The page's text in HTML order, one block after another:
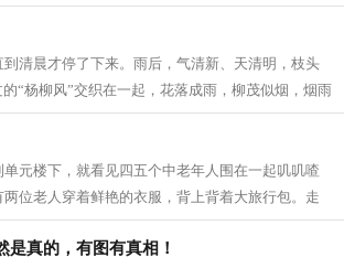
着我的老师...
清晨才停了下来。雨后，气清新、天清明，枝头
“杨柳风”交织在一起，花落成雨，柳茂似烟，烟雨
雨而来。...
元楼下，就看见四五个中老年人围在一起叽叽喳
位老人穿着鲜艳的衣服，背上背着大旅行包。走
公，我已经快...
是真的，有图有真相！